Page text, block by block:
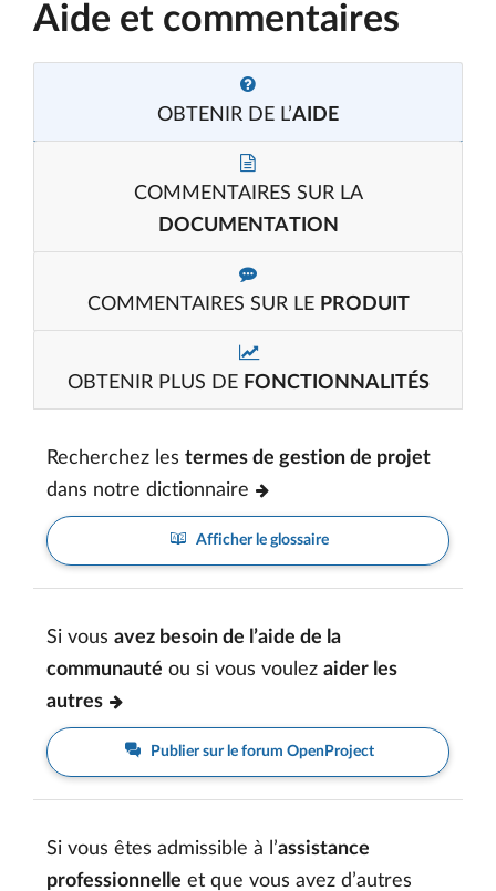
Aide et commentaires
OBTENIR DE L’AIDE
COMMENTAIRES SUR LA
DOCUMENTATION
COMMENTAIRES SUR LE PRODUIT
OBTENIR PLUS DE FONCTIONNALITÉS
Recherchez les termes de gestion de projet
dans notre dictionnaire
Afficher le glossaire
Si vous avez besoin de l’aide de la
communauté ou si vous voulez aider les
autres
Publier sur le forum OpenProject
Si vous êtes admissible à l’assistance
professionnelle et que vous avez d’autres